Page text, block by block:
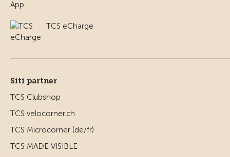
TCS eCharge
Siti partner
TCS Clubshop
TCS velocorner.ch
TCS Microcorner (de/fr)
TCS MADE VISIBLE